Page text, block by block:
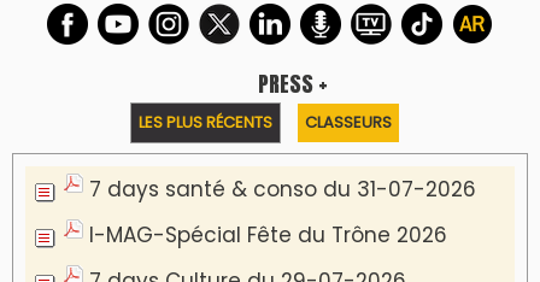
PRESS +
LES PLUS RÉCENTS CLASSEURS
7 days santé & conso du 31-07-2026
I-MAG-Spécial Fête du Trône 2026